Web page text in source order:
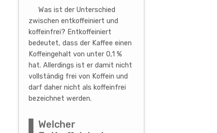
Was ist der Unterschied
zwischen entkoffeiniert und
koffeinfrei? Entkoffeiniert
bedeutet, dass der Kaffee einen
Koffeingehalt von unter 0,1 %
hat. Allerdings ist er damit nicht
vollständig frei von Koffein und
darf daher nicht als koffeinfrei
bezeichnet werden.
Welcher